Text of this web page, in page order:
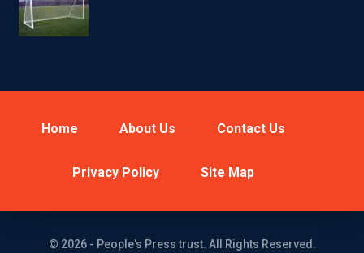
Home About Us Contact Us
Privacy Policy Site Map
© 2026 - People's Press trust. All Rights Reserved.